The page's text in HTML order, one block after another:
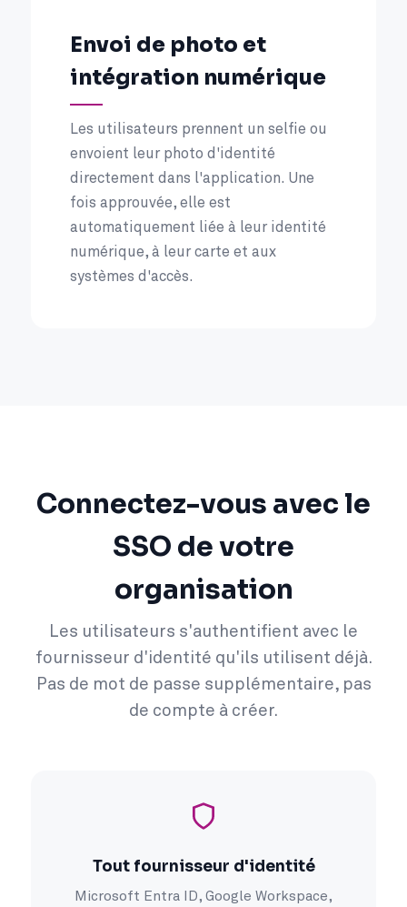
Envoi de photo et
intégration numérique
Les utilisateurs prennent un selfie ou
envoient leur photo d'identité
directement dans l'application. Une
fois approuvée, elle est
automatiquement liée à leur identité
numérique, à leur carte et aux
systèmes d'accès.
Connectez-vous avec le
SSO de votre
organisation
Les utilisateurs s'authentifient avec le
fournisseur d'identité qu'ils utilisent déjà.
Pas de mot de passe supplémentaire, pas
de compte à créer.
Tout fournisseur d'identité
Microsoft Entra ID, Google Workspace,